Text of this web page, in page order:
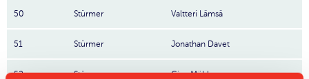
50 Stürmer Valtteri Lämsä
51 Stürmer Jonathan Davet
52 Stürmer Gian Mühlemann